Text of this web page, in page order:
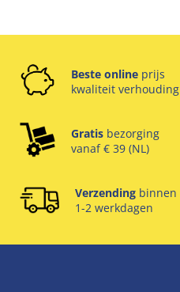
Beste online prijs
kwaliteit verhouding
Gratis bezorging
vanaf € 39 (NL)
Verzending binnen
1-2 werkdagen